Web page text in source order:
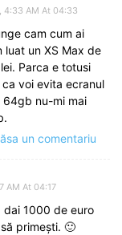
4:33 AM At 04:33
cam cum ai
luat un XS Max de
Parca e totusi
voi evita ecranul
64gb nu-mi mai
un comentariu
AM At 04:17
dai 1000 de euro
primești. 🙂